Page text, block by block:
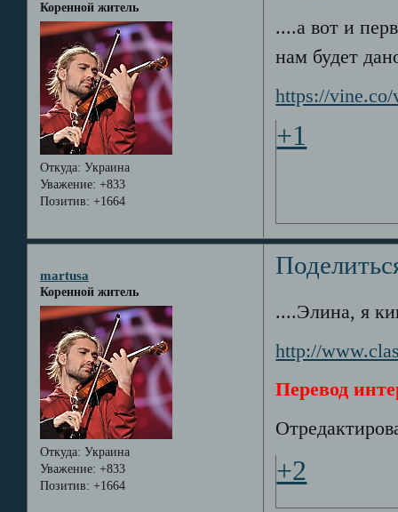
Коренной житель
Откуда: Украина
Уважение: +833
Позитив: +1664
....а вот и
нам будет
https://
+1
martusa
Коренной житель
Откуда: Украина
Уважение: +833
Позитив: +1664
....Элина, я
http://
Перевод
+2